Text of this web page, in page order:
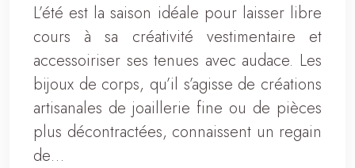
L’été est la saison idéale pour laisser libre
cours à sa créativité vestimentaire et
accessoiriser ses tenues avec audace. Les
bijoux de corps, qu’il s’agisse de créations
artisanales de joaillerie fine ou de pièces
plus décontractées, connaissent un regain
de…